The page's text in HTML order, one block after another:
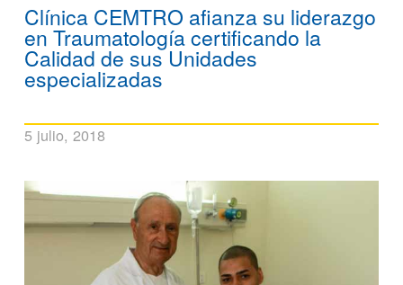
Clínica CEMTRO afianza su liderazgo
en Traumatología certificando la
Calidad de sus Unidades
especializadas
5 julio, 2018